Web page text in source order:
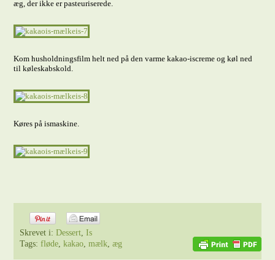
æg, der ikke er pasteuriserede.
Kom husholdningsfilm helt ned på den varme kakao-iscreme og køl ned
til køleskabskold.
Køres på ismaskine.
Skrevet i:Dessert,Is
Tags:fløde,kakao,mælk,æg